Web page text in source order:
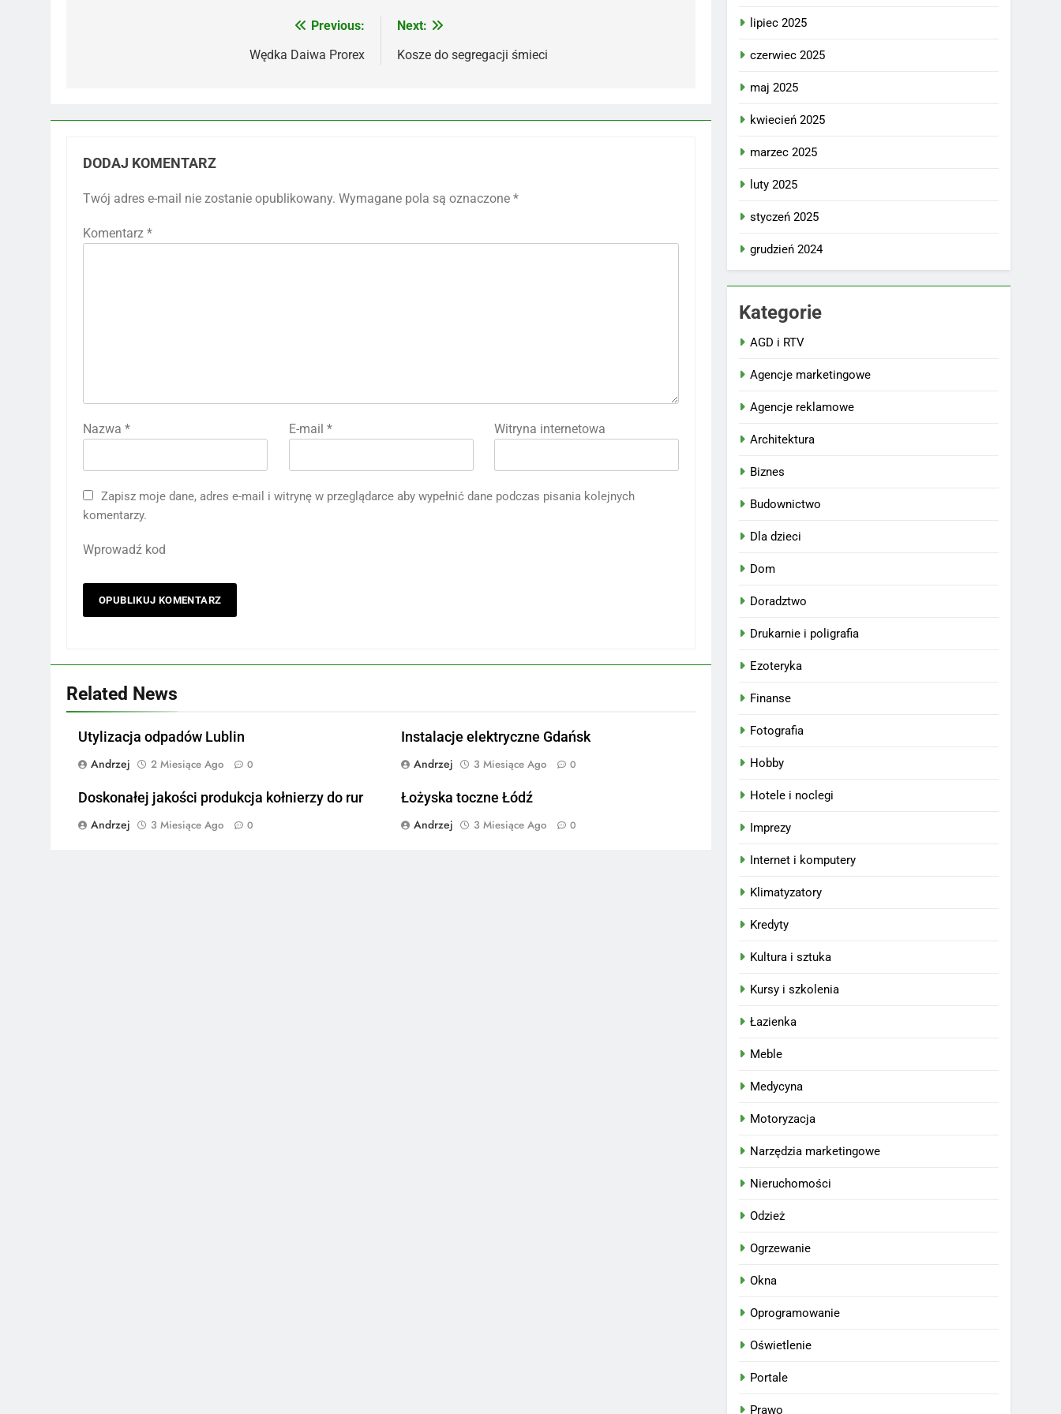
Previous:
Wędka Daiwa Prorex
Next:
Kosze do segregacji śmieci
DODAJ KOMENTARZ
Twój adres e-mail nie zostanie opublikowany. Wymagane pola są oznaczone *
Komentarz *
Nazwa * E-mail * Witryna internetowa
Zapisz moje dane, adres e-mail i witrynę w przeglądarce aby wypełnić dane podczas pisania kolejnych
komentarzy.
Wprowadź kod
Related News
Utylizacja odpadów Lublin
Andrzej
2 Miesiące Ago 0
Instalacje elektryczne Gdańsk
Andrzej
3 Miesiące Ago 0
Doskonałej jakości produkcja kołnierzy do rur
Andrzej
3 Miesiące Ago 0
Łożyska toczne Łódź
Andrzej
3 Miesiące Ago 0
lipiec 2025
czerwiec 2025
maj 2025
kwiecień 2025
marzec 2025
luty 2025
styczeń 2025
grudzień 2024
Kategorie
AGD i RTV
Agencje marketingowe
Agencje reklamowe
Architektura
Biznes
Budownictwo
Dla dzieci
Dom
Doradztwo
Drukarnie i poligrafia
Ezoteryka
Finanse
Fotografia
Hobby
Hotele i noclegi
Imprezy
Internet i komputery
Klimatyzatory
Kredyty
Kultura i sztuka
Kursy i szkolenia
Łazienka
Meble
Medycyna
Motoryzacja
Narzędzia marketingowe
Nieruchomości
Odzież
Ogrzewanie
Okna
Oprogramowanie
Oświetlenie
Portale
Prawo